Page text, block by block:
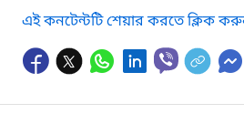
এই কনটেন্টটি শেয়ার করতে ক্লিক